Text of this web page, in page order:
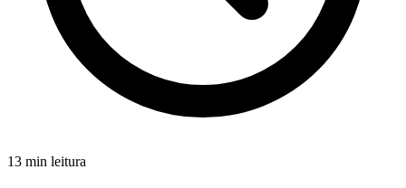
13 min leitura